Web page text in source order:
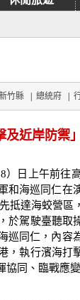
竹縣 總統府
及近岸防
日上午前往
和海巡同仁在
達海蛟營區
於駕駛臺聽取
巡同仁，內容
，執行濱海打
協同、臨戰應